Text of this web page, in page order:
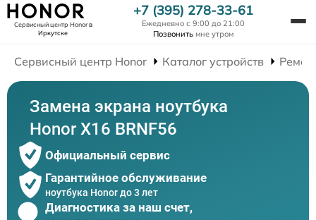
Сервисный центр Honorв
Иркутске
+7 (395) 278-33-61
Ежедневно с 9:00 до 21:00
Позвонить мне утром
Сервисный центр Honor Каталог устройств
Замена экрана ноутбука
Honor X16 BRNF56
Официальный сервис
Гарантийное обслуживание
ноутбука Honor до 3 лет
Диагностика за наш счет,